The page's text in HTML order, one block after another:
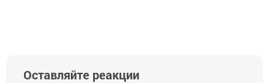
Оставляйте реакции